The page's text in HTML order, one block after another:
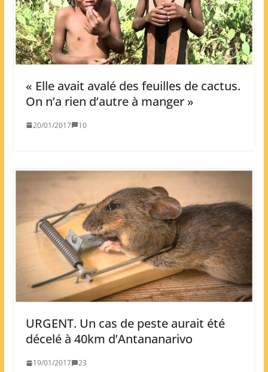
« Elle avait avalé des feuilles de cactus.
On n’a rien d’autre à manger »
20/01/2017 10
URGENT. Un cas de peste aurait été
décelé à 40km d’Antananarivo
19/01/2017 23